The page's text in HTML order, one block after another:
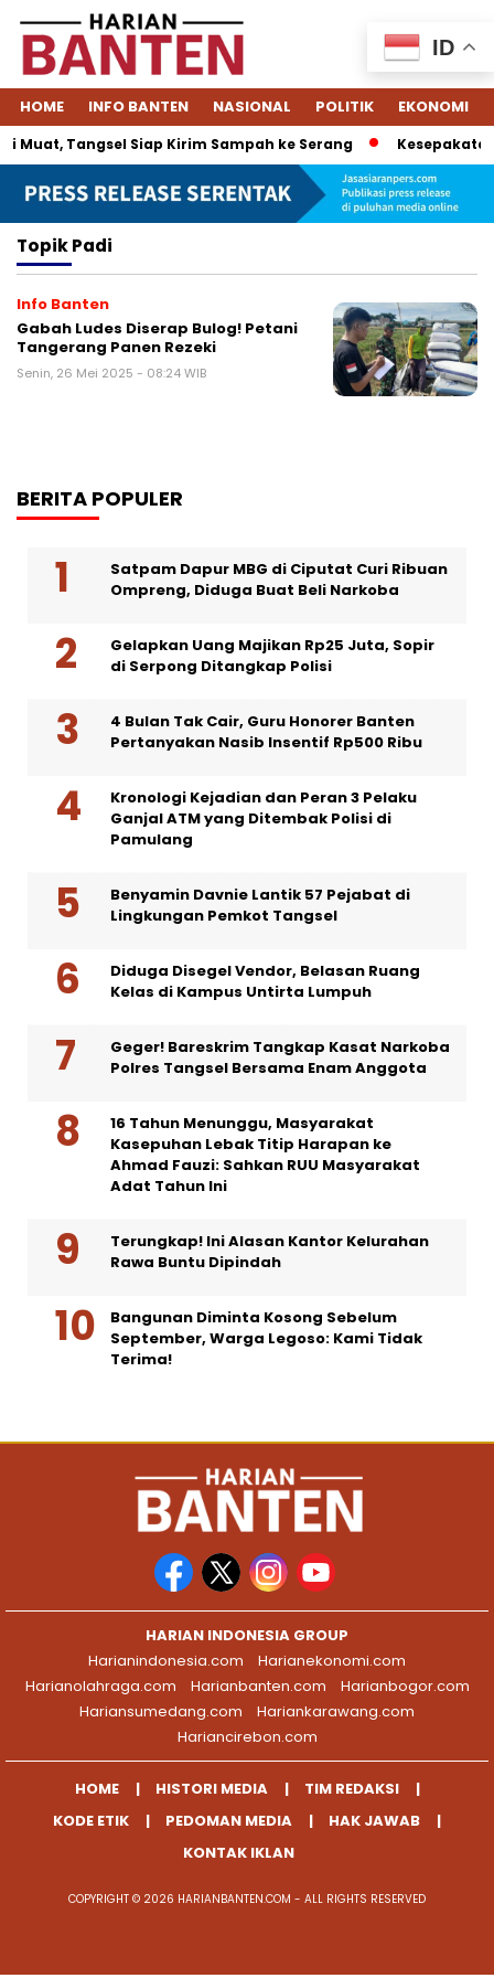
HOME INFO BANTEN NASIONAL POLITIK EKONOMI
Muat, Tangsel Siap Kirim Sampah ke Serang
TopikPadi
Info Banten
Gabah Ludes Diserap Bulog! Petani
Tangerang Panen Rezeki
Senin, 26 Mei 2025 - 08:24 WIB
BERITA POPULER
Satpam Dapur MBG di Ciputat Curi Ribuan
Ompreng, Diduga Buat Beli Narkoba
Gelapkan Uang Majikan Rp25 Juta, Sopir
di Serpong Ditangkap Polisi
4 Bulan Tak Cair, Guru Honorer Banten
Pertanyakan Nasib Insentif Rp500 Ribu
Kronologi Kejadian dan Peran 3 Pelaku
Ganjal ATM yang Ditembak Polisi di
Pamulang
Benyamin Davnie Lantik 57 Pejabat di
Lingkungan Pemkot Tangsel
Diduga Disegel Vendor, Belasan Ruang
Kelas di Kampus Untirta Lumpuh
Geger! Bareskrim Tangkap Kasat Narkoba
Polres Tangsel Bersama Enam Anggota
16 Tahun Menunggu, Masyarakat
Kasepuhan Lebak Titip Harapan ke
Ahmad Fauzi: Sahkan RUU Masyarakat
Adat Tahun Ini
Terungkap! Ini Alasan Kantor Kelurahan
Rawa Buntu Dipindah
Bangunan Diminta Kosong Sebelum
September, Warga Legoso: Kami Tidak
Terima!
ID
HARIAN INDONESIA GROUP
Harianindonesia.com
Harianekonomi.com
Harianolahraga.com
Harianbanten.com
Harianbogor.com
Hariansumedang.com
Hariankarawang.com
Hariancirebon.com
HOME HISTORI MEDIA
TIM REDAKSI
KODE ETIK
PEDOMAN MEDIA
HAK JAWAB
KONTAK IKLAN
COPYRIGHT © 2026 HARIANBANTEN.COM - ALL RIGHTS RESERVED